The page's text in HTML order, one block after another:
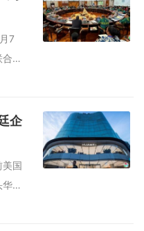
的
7
声
出
，新
期
企
美国
为